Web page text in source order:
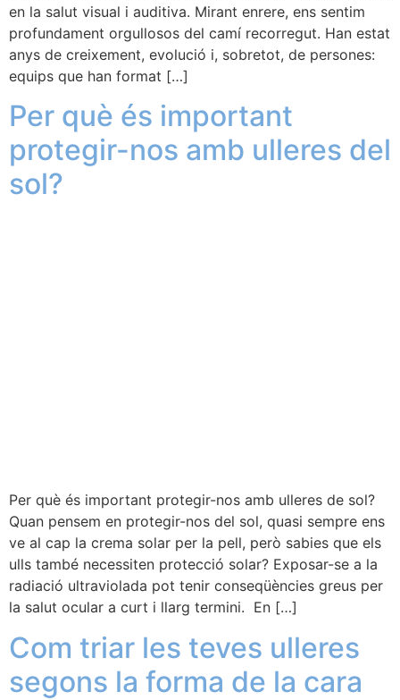
en la salut visual i auditiva. Mirant enrere, ens sentim
profundament orgullosos del camí recorregut. Han estat
anys de creixement, evolució i, sobretot, de persones:
equips que han format […]
Per què és important
protegir-nos amb ulleres del
sol?
Per què és important protegir-nos amb ulleres de sol?
Quan pensem en protegir-nos del sol, quasi sempre ens
ve al cap la crema solar per la pell, però sabies que els
ulls també necessiten protecció solar? Exposar-se a la
radiació ultraviolada pot tenir conseqüències greus per
la salut ocular a curt i llarg termini. En […]
Com triar les teves ulleres
segons la forma de la cara